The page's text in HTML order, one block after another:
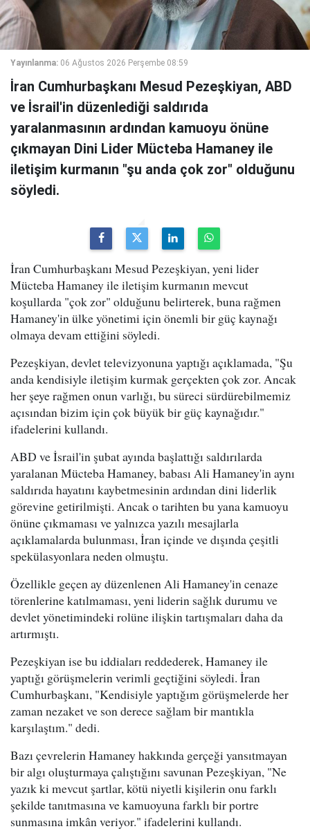
Yayınlanma: 06 Ağustos 2026 Perşembe 08:59
İran Cumhurbaşkanı Mesud Pezeşkiyan, ABD
ve İsrail'in düzenlediği saldırıda
yaralanmasının ardından kamuoyu önüne
çıkmayan Dini Lider Mücteba Hamaney ile
iletişim kurmanın "şu anda çok zor" olduğunu
söyledi.
İran Cumhurbaşkanı Mesud Pezeşkiyan, yeni lider
Mücteba Hamaney ile iletişim kurmanın mevcut
koşullarda "çok zor" olduğunu belirterek, buna rağmen
Hamaney'in ülke yönetimi için önemli bir güç kaynağı
olmaya devam ettiğini söyledi.
Pezeşkiyan, devlet televizyonuna yaptığı açıklamada, "Şu
anda kendisiyle iletişim kurmak gerçekten çok zor. Ancak
her şeye rağmen onun varlığı, bu süreci sürdürebilmemiz
açısından bizim için çok büyük bir güç kaynağıdır."
ifadelerini kullandı.
ABD ve İsrail'in şubat ayında başlattığı saldırılarda
yaralanan Mücteba Hamaney, babası Ali Hamaney'in aynı
saldırıda hayatını kaybetmesinin ardından dini liderlik
görevine getirilmişti. Ancak o tarihten bu yana kamuoyu
önüne çıkmaması ve yalnızca yazılı mesajlarla
açıklamalarda bulunması, İran içinde ve dışında çeşitli
spekülasyonlara neden olmuştu.
Özellikle geçen ay düzenlenen Ali Hamaney'in cenaze
törenlerine katılmaması, yeni liderin sağlık durumu ve
devlet yönetimindeki rolüne ilişkin tartışmaları daha da
artırmıştı.
Pezeşkiyan ise bu iddiaları reddederek, Hamaney ile
yaptığı görüşmelerin verimli geçtiğini söyledi. İran
Cumhurbaşkanı, "Kendisiyle yaptığım görüşmelerde her
zaman nezaket ve son derece sağlam bir mantıkla
karşılaştım." dedi.
Bazı çevrelerin Hamaney hakkında gerçeği yansıtmayan
bir algı oluşturmaya çalıştığını savunan Pezeşkiyan, "Ne
yazık ki mevcut şartlar, kötü niyetli kişilerin onu farklı
şekilde tanıtmasına ve kamuoyuna farklı bir portre
sunmasına imkân veriyor." ifadelerini kullandı.